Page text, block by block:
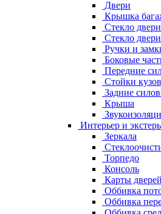
Двери
Крышка
Стекло
Стекло
Ручки и
Боковые
Передние
Стойки
Задние
Крыша
Интерьер и
Зеркала
Торпедо
Консоль
Карты дверей
Оббивка
Оббивка